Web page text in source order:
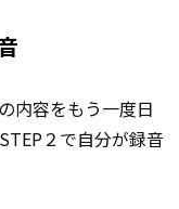
内容をもう一度日
２で自分が録音